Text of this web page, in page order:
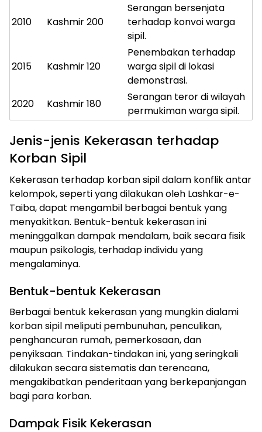
2010 Kashmir200
Serangan bersenjata
terhadap konvoi warga
sipil.
2015 Kashmir120
Penembakan terhadap
warga sipil di lokasi
demonstrasi.
2020
Kashmir180
Serangan teror di wilayah
permukiman warga sipil.
Jenis-jenis Kekerasan terhadap
Korban Sipil
Kekerasan terhadap korban sipil dalam konflik antar
kelompok, seperti yang dilakukan oleh Lashkar-e-
Taiba, dapat mengambil berbagai bentuk yang
menyakitkan. Bentuk-bentuk kekerasan ini
meninggalkan dampak mendalam, baik secara fisik
maupun psikologis, terhadap individu yang
mengalaminya.
Bentuk-bentuk Kekerasan
Berbagai bentuk kekerasan yang mungkin dialami
korban sipil meliputi pembunuhan, penculikan,
penghancuran rumah, pemerkosaan, dan
penyiksaan. Tindakan-tindakan ini, yang seringkali
dilakukan secara sistematis dan terencana,
mengakibatkan penderitaan yang berkepanjangan
bagi para korban.
Dampak Fisik Kekerasan